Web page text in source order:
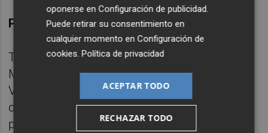
Próximas actuaciones
Tras conocer la decisión del Juzgado
Mercantil número 2 de Alicante, el Instituto
Valenciano de Finanzas dispone de un plazo
de 40 días para hacer efectivo el depósito
para completar la cantidad de 3.750.000
oponerse enConfiguración de publicidad
Puede retirar su consentimiento en
cualquier momento enConfiguración de
cookies .Política de privacidad
ACEPTAR TODO
RECHAZAR TODO